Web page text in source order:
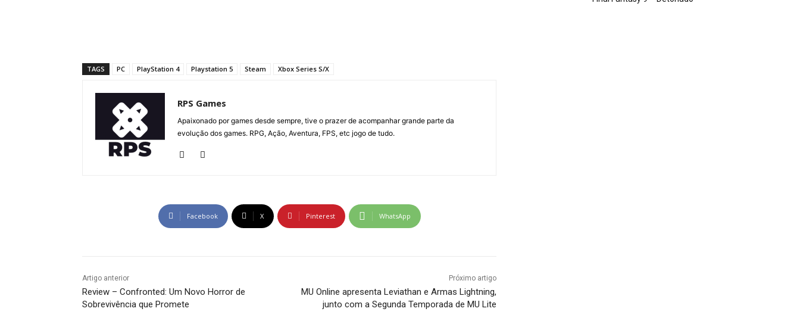
TAGS PC PlayStation 4 Playstation 5 Steam Xbox Series S/X
RPS Games
Apaixonado por games desde sempre, tive o prazer de acompanhar grande parte da
evolução dos games. RPG, Ação, Aventura, FPS, etc jogo de tudo.
Facebook X Pinterest WhatsApp
Artigo anterior
Review – Confronted: Um Novo Horror de
Sobrevivência que Promete
Próximo artigo
MU Online apresenta Leviathan e Armas Lightning,
junto com a Segunda Temporada de MU Lite